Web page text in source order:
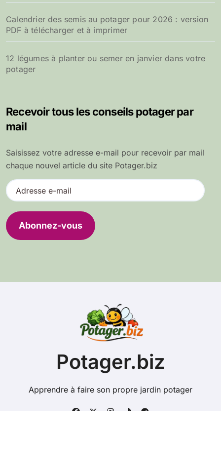
Calendrier des semis au potager pour 2026 : version
PDF à télécharger et à imprimer
12 légumes à planter ou semer en janvier dans votre
potager
Recevoir tous les conseils potager par
mail
Saisissez votre adresse e-mail pour recevoir par mail
chaque nouvel article du site Potager.biz
A
d
e
s
Abonnez-vous
Potager.biz
Apprendre à faire son propre jardin potager